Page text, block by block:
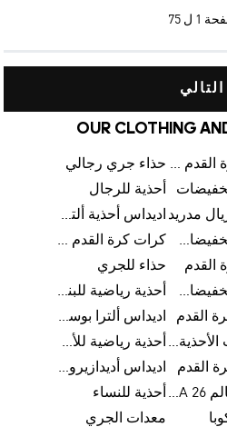
1 ل 75
التالي
OUR CLOTHING
أحذية كرة القدم للرجال حذاء جري رجالي
أحذية للرجال
مدريد
اديداس أحذية ألترا بوست للرجال
اديداس تخفيضات للأطفال
كرات كرة القدم للرجال
القدم
حذاء للجري
اديداس تخفيضات للرجال
أحذية رياضية للبنات
القدم
اديداس ألترا بوست
تخفيضات الأحذية للرجال
أحذية رياضية للأطفال
القدم
اديداس أديدازيرو معدات الجري
كأس العالم FIFA 26™ أحذية للنساء
معدات الجري